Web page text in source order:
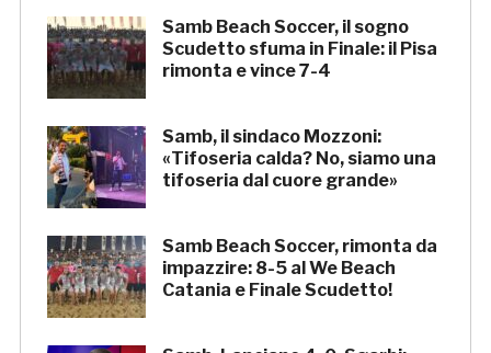
Samb Beach Soccer, il sogno
Scudetto sfuma in Finale: il Pisa
rimonta e vince 7-4
Samb, il sindaco Mozzoni:
«Tifoseria calda? No, siamo una
tifoseria dal cuore grande»
Samb Beach Soccer, rimonta da
impazzire: 8-5 al We Beach
Catania e Finale Scudetto!